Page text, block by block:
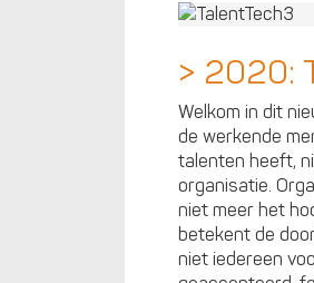
> 2020:
Welkom in dit
de werkende
talenten heeft,
organisatie.
niet meer het
betekent de
niet iedereen